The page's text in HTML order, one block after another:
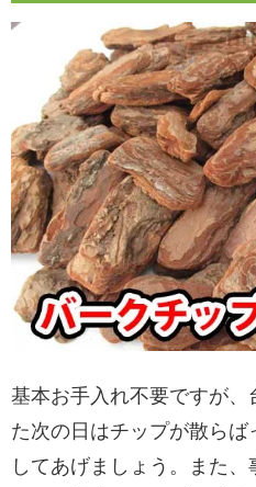
基本お手入れ不要ですが
た次の日はチップが散ら
してあげましょう。また